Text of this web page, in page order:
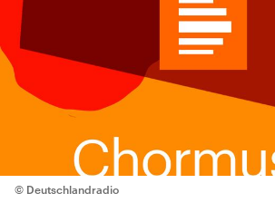
© Deutschlandradio